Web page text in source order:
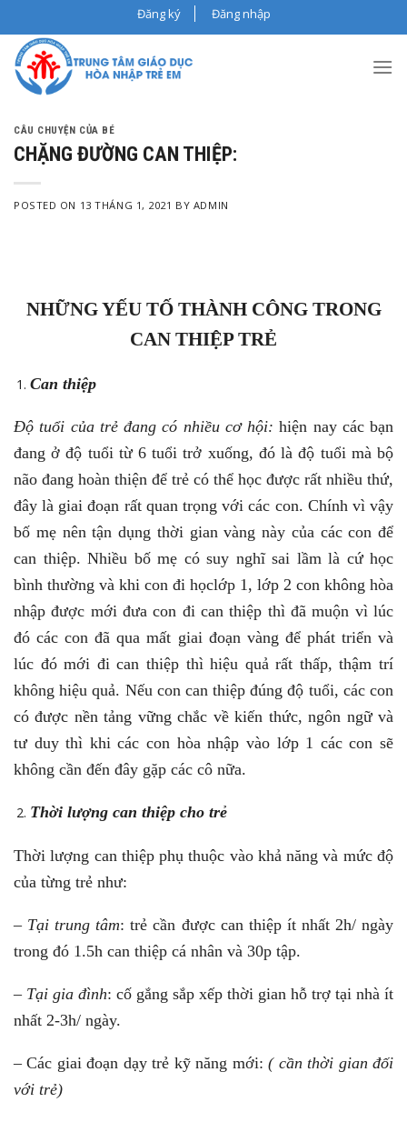
to
content
Đăng ký Đăng nhập
CÂU CHUYỆN CỦA BÉ
CHẶNG ĐƯỜNG CAN THIỆP:
POSTED ON 13 THÁNG 1, 2021 BY ADMIN
NHỮNG YẾU TỐ THÀNH CÔNG TRONG
CAN THIỆP TRẺ
Can thiệp
Độ tuổi của trẻ đang có nhiều cơ hội: hiện nay các bạn
đang ở độ tuổi từ 6 tuổi trở xuống, đó là độ tuổi mà bộ
não đang hoàn thiện để trẻ có thể học được rất nhiều thứ,
đây là giai đoạn rất quan trọng với các con. Chính vì vậy
bố mẹ nên tận dụng thời gian vàng này của các con để
can thiệp. Nhiều bố mẹ có suy nghĩ sai lầm là cứ học
bình thường và khi con đi họclớp 1, lớp 2 con không hòa
nhập được mới đưa con đi can thiệp thì đã muộn vì lúc
đó các con đã qua mất giai đoạn vàng để phát triển và
lúc đó mới đi can thiệp thì hiệu quả rất thấp, thậm trí
không hiệu quả. Nếu con can thiệp đúng độ tuổi, các con
có được nền tảng vững chắc về kiến thức, ngôn ngữ và
tư duy thì khi các con hòa nhập vào lớp 1 các con sẽ
không cần đến đây gặp các cô nữa.
Thời lượng can thiệp cho trẻ
Thời lượng can thiệp phụ thuộc vào khả năng và mức độ
của từng trẻ như:
– Tại trung tâm: trẻ cần được can thiệp ít nhất 2h/ ngày
trong đó 1.5h can thiệp cá nhân và 30p tập.
– Tại gia đình: cố gắng sắp xếp thời gian hỗ trợ tại nhà ít
nhất 2-3h/ ngày.
– Các giai đoạn dạy trẻ kỹ năng mới:( cần thời gian đối
với trẻ)